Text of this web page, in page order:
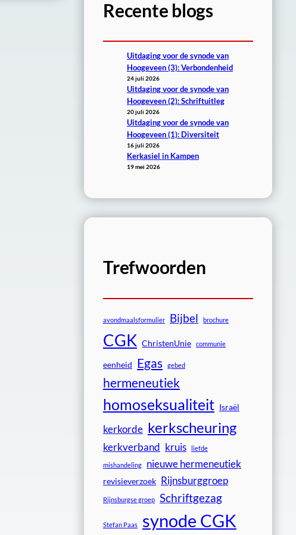
Recente blogs
Uitdaging voor de synode van
Hoogeveen (3): Verbondenheid
24 juli 2026
Uitdaging voor de synode van
Hoogeveen (2): Schriftuitleg
20 juli 2026
Uitdaging voor de synode van
Hoogeveen (1): Diversiteit
16 juli 2026
Kerkasiel in Kampen
19 mei 2026
Trefwoorden
avondmaalsformulier Bijbel brochure
CGK ChristenUnie communie
eenheid Egas gebed
hermeneutiek
homoseksualiteit Israël
kerkorde kerkscheuring
kerkverband kruis liefde
mishandeling nieuwe hermeneutiek
revisieverzoek Rijnsburggroep
Rijnsburgse groep Schriftgezag
Stefan Paas synode CGK